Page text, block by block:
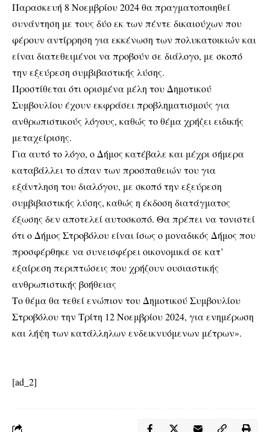
Παρασκευή 8 Νοεμβρίου 2024 θα πραγματοποιηθεί
συνάντηση με τους δύο εκ των πέντε δικαιούχων που
φέρουν αντίρρηση για εκκένωση των πολυκατοικιών και
είναι διατεθειμένοι να προβούν σε διάλογο, με σκοπό
την εξεύρεση συμβιβαστικής λύσης.
Προστίθεται ότι ορισμένα μέλη του Δημοτικού
Συμβουλίου έχουν εκφράσει προβληματισμούς για
ανθρωπιστικούς λόγους, καθώς το θέμα χρήζει ειδικής
μεταχείρισης.
Για αυτό το λόγο, ο Δήμος κατέβαλε και μέχρι σήμερα
καταβάλλει το άπαν των προσπαθειών του για
εξάντληση του διαλόγου, με σκοπό την εξεύρεση
συμβιβαστικής λύσης, καθώς η έκδοση διατάγματος
έξωσης δεν αποτελεί αυτοσκοπό. Θα πρέπει να τονιστεί
ότι ο Δήμος Στροβόλου είναι ίσως ο μοναδικός Δήμος που
προσφέρθηκε να συνεισφέρει οικονομικά σε κατ’
εξαίρεση περιπτώσεις που χρήζουν ουσιαστικής
ανθρωπιστικής βοήθειας
Το θέμα θα τεθεί ενώπιον του Δημοτικού Συμβουλίου
Στροβόλου την Τρίτη 12 Νοεμβρίου 2024, για ενημέρωση
και λήψη των κατάλληλων ενδεικνυόμενων μέτρων».
[ad_2]